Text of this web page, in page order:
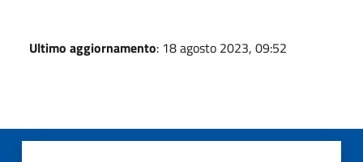
Ultimo aggiornamento: 18 agosto 2023, 09:52